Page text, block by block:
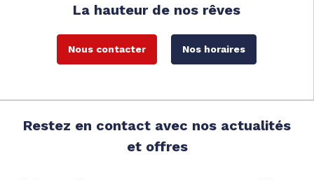
La hauteur de nos rêves
Nous contacter Nos horaires
Restez en contact avec nos actualités
et offres